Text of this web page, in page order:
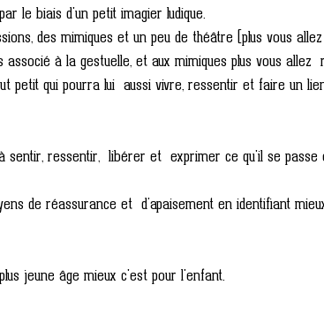
le biais d'un petit imagier ludique.
des mimiques et un peu de théâtre (plus vous
à la gestuelle, et aux mimiques plus vous allez
petit qui pourra lui  aussi vivre, ressentir et faire un
ressentir,  libérer et  exprimer ce qu'il se passe
de réassurance et  d'apaisement en identifiant
jeune âge mieux c'est pour l'enfant.